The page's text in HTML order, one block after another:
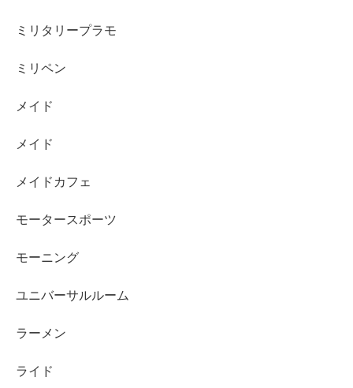
ミリタリープラモ
ミリペン
メイド
メイド
メイドカフェ
モータースポーツ
モーニング
ユニバーサルルーム
ラーメン
ライド